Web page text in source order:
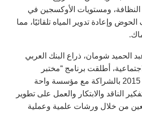
النظافة، ومستويات الأوكسجين في
الحوض وإعادة تدوير المياه تلقائيًا، مما
الحميد شومان، ذراع البنك العربي
أطلقت برنامج “مختبر
المبتكرين الصغار” عام 2015 بالشراكة مع مؤسسة واحة
الناقد والابتكار والعمل على تطوير
من خلال ورشات علمية وعملية